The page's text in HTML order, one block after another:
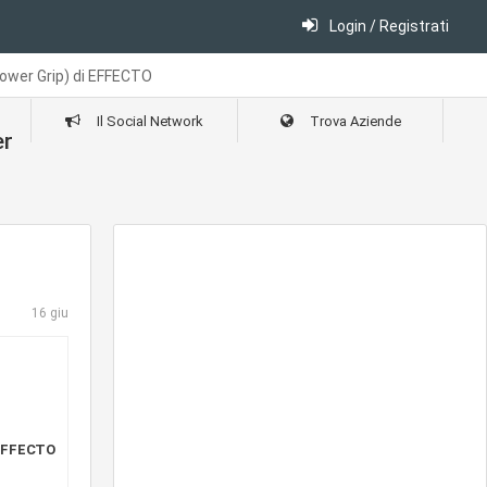
Login / Registrati
Grip) di EFFECTO
Il Social Network Trova Aziende
16 giu